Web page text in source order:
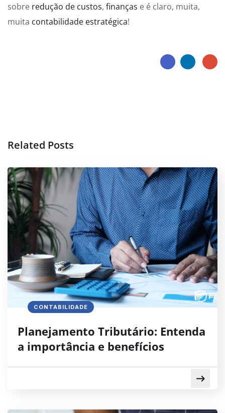
sobre redução de custos, finanças e é claro, muita,
muita contabilidade estratégica!
Related Posts
CONTABILIDADE
Planejamento Tributário: Entenda
a importância e benefícios